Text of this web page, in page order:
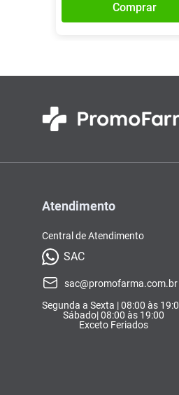
Comprar
Atendimento
Central de Atendimento
SAC
sac@promofarma.com.br
Segunda a Sexta | 08:00 às
Sábado| 08:00 às 19:00
Exceto Feriados